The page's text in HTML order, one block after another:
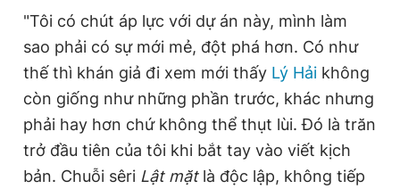
"Tôi có chút áp lực với dự án này, mình làm
sao phải có sự mới mẻ, đột phá hơn. Có như
thế thì khán giả đi xem mới thấy Lý Hải không
còn giống như những phần trước, khác nhưng
phải hay hơn chứ không thể thụt lùi. Đó là trăn
trở đầu tiên của tôi khi bắt tay vào viết kịch
bản. Chuỗi sêri Lật mặtlà độc lập, không tiếp